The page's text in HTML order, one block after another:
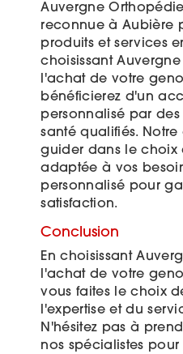
Auvergne
reconnue à Aubière
produits et services
choisissant
l'achat de votre
bénéficierez d'un
personnalisé par
santé qualifiés.
guider dans le choix
adaptée à vos
personnalisé pour
satisfaction.
Conclusion
En choisissant
l'achat de votre
vous faites le choix
l'expertise et du
N'hésitez pas à
nos spécialistes